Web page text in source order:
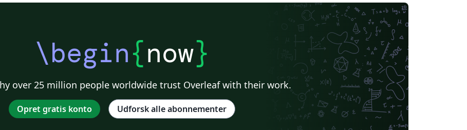
\begin{now}
over 25 million people worldwide trust Overleaf with their work.
Opret gratis konto Udforsk alle abonnementer